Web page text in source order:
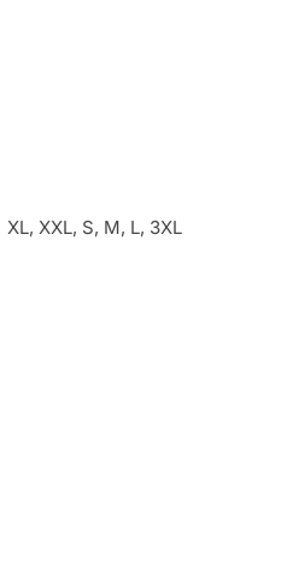
XL, XXL, S, M, L, 3XL